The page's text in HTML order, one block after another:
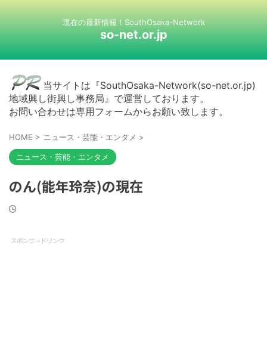
現在の最新情報！SouthOsaka-Network
so-net.or.jp
当サイトは『SouthOsaka-Network(so-net.or.jp)
地域興し街興し事務局』で運営しております。
お問い合わせは専用フォームからお願い致します。
HOME > ニュース・芸能・エンタメ >
ニュース・芸能・エンタメ
のん(能年玲奈)の現在